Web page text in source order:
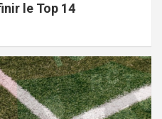
le Top 14